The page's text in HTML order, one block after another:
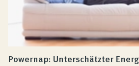
Powernap: Unterschätzter